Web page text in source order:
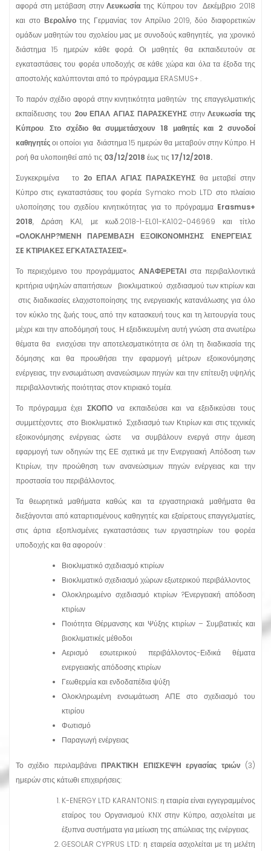
αφορά στη μετάβαση στηνΛευκωσία της Κύπρου τον Δεκέμβριο 2018
και στο Βερολίνοτης Γερμανίας τον Απρίλιο 2019, δύο διαφορετικών
ομάδων μαθητών του σχολείου μας με συνοδούς καθηγητές, για χρονικό
διάστημα 15 ημερών κάθε φορά. Οι μαθητές θα εκπαιδευτούν σε
εγκαταστάσεις του φορέα υποδοχής σε κάθε χώρα και όλα τα έξοδα της
αποστολής καλύπτονται από το πρόγραμμα ERASMUS+ .
Το παρόν σχέδιο αφορά στην κινητικότητα μαθητών της επαγγελματικής
εκπαίδευσης του 2ου ΕΠΑΛ ΑΓΙΑΣ ΠΑΡΑΣΚΕΥΗΣστηνΛευκωσία της
Κύπρου. Στο σχέδιο θα συμμετάσχουν 18 μαθητές και 2 συνοδοί
καθηγητέςοι οποίοι για διάστημα 15 ημερών θα μεταβούν στην Κύπρο. Η
ροή θα υλοποιηθεί από τις 03/12/2018 έως τις 17/12/2018.
Συγκεκριμένα το 2ο ΕΠΑΛ ΑΓΙΑΣ ΠΑΡΑΣΚΕΥΗΣ θα μεταβεί στην
Κύπρο στις εγκαταστάσεις του φορέα Symako mob LTD στο πλαίσιο
υλοποίησης του σχεδίου κινητικότητας για το πρόγραμμα Erasmus+
2018, Δράση ΚΑ1, με κωδ.2018-1-EL01-KA102-046969 και τίτλο
«ΟΛΟΚΛΗΡ?ΜΕΝΗ ΠΑΡΕΜΒΑΣΗ ΕΞΟΙΚΟΝΟΜΗΣΗΣ ΕΝΕΡΓΕΙΑΣ
ΣE ΚΤΙΡΙΑΚΕΣ ΕΓΚΑΤΑΣΤΑΣΕΙΣ».
Το περιεχόμενο του προγράμματος ΑΝΑΦΕΡΕΤΑΙ στα περιβαλλοντικά
κριτήρια υψηλών απαιτήσεων βιοκλιματικού σχεδιασμού των κτιρίων και
στις διαδικασίες ελαχιστοποίησης της ενεργειακής κατανάλωσης για όλο
τον κύκλο της ζωής τους, από την κατασκευή τους και τη λειτουργία τους
μέχρι και την αποδόμησή τους. Η εξειδικευμένη αυτή γνώση στα ανωτέρω
θέματα θα ενισχύσει την αποτελεσματικότητα σε όλη τη διαδικασία της
δόμησης και θα προωθήσει την εφαρμογή μέτρων εξοικονόμησης
ενέργειας, την ενσωμάτωση ανανεώσιμων πηγών και την επίτευξη υψηλής
περιβαλλοντικής ποιότητας στον κτιριακό τομέα.
Το πρόγραμμα έχει ΣΚΟΠΟνα εκπαιδεύσει και να εξειδικεύσει τους
συμμετέχοντες στο Βιοκλιματικό Σχεδιασμό των Κτιρίων και στις τεχνικές
εξοικονόμησης ενέργειας ώστε να συμβάλουν ενεργά στην άμεση
εφαρμογή των οδηγιών της ΕΕ σχετικά με την Ενεργειακή Απόδοση των
Κτιρίων, την προώθηση των ανανεώσιμων πηγών ενέργειας και την
προστασία του περιβάλλοντος.
Τα θεωρητικά μαθήματα καθώς και τα εργαστηριακά μαθήματα θα
διεξάγονται από καταρτισμένους καθηγητές και εξαίρετους επαγγελματίες,
στις άρτια εξοπλισμένες εγκαταστάσεις των εργαστηρίων του φορέα
υποδοχής και θα αφορούν :
Βιοκλιματικό σχεδιασμό κτιρίων
Βιοκλιματικό σχεδιασμό χώρων εξωτερικού περιβάλλοντος
Ολοκληρωμένο σχεδιασμό κτιρίων ?Ενεργειακή απόδοση
κτιρίων
Ποιότητα Θέρμανσης και Ψύξης κτιρίων – Συμβατικές και
βιοκλιματικές μέθοδοι
Αερισμό εσωτερικού περιβάλλοντος-Ειδικά θέματα
ενεργειακής απόδοσης κτιρίων
Γεωθερμία και ενδοδαπέδια ψύξη
Ολοκληρωμένη ενσωμάτωση ΑΠΕ στο σχεδιασμό του
κτιρίου
Φωτισμό
Παραγωγή ενέργειας
Το σχέδιο περιλαμβάνειΠΡΑΚΤΙΚΗ ΕΠΙΣΚΕΨΗ εργασίας τριών (3)
ημερών στις κάτωθι επιχειρήσεις:
K-ENERGY LTD KARANTONIS: η εταιρία είναι εγγεγραμμένος
εταίρος του Οργανισμού KNX στην Κύπρο, ασχολείται με
έξυπνα συστήματα για μείωση της απώλειας της ενέργειας.
GESOLAR CYPRUS LTD: η εταιρεία ασχολείται με τη μελέτη